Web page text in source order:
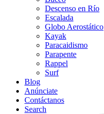
Descenso en Río
Escalada
Globo Aerostático
Kayak
Paracaidismo
Parapente
Rappel
Surf
Blog
Anúnciate
Contáctanos
Search